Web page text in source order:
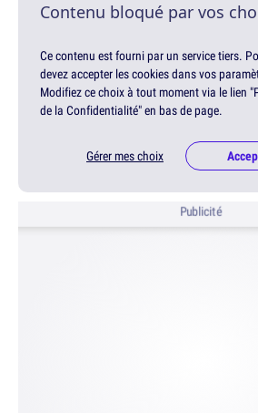
Contenu bloqué par vos
Ce contenu est fourni par un service tiers.
devez accepter les cookies dans vos
Modifiez ce choix à tout moment via le lien
de la Confidentialité" en bas de page.
Gérer mes choix
Publicité